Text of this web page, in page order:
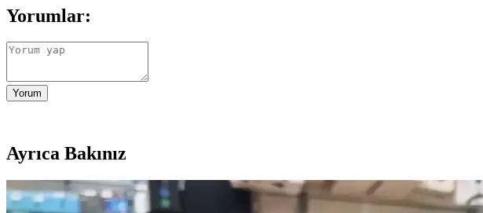
Yorumlar:
Yorum
Ayrıca Bakınız
Nvidia GPU Çökme Sorunları: Nedenleri, Belirtileri ve Çözüm Yöntemleri